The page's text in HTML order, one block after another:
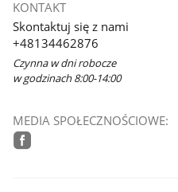
KONTAKT
Skontaktuj się z nami
+48134462876
Czynna w dni robocze
w godzinach 8:00-14:00
MEDIA SPOŁECZNOŚCIOWE: